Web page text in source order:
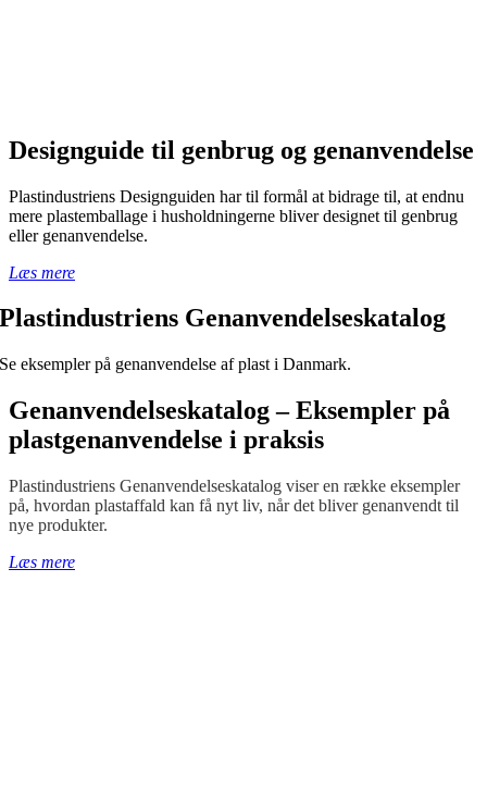
Designguide til genbrug og genanvendelse
Plastindustriens Designguiden har til formål at bidrage til, at endnu
mere plastemballage i husholdningerne bliver designet til genbrug
eller genanvendelse.
Læs mere
Plastindustriens Genanvendelseskatalog
Se eksempler på genanvendelse af plast i Danmark.
Genanvendelseskatalog – Eksempler på
plastgenanvendelse i praksis
Plastindustriens Genanvendelseskatalog viser en række eksempler
på, hvordan plastaffald kan få nyt liv, når det bliver genanvendt til
nye produkter.
Læs mere